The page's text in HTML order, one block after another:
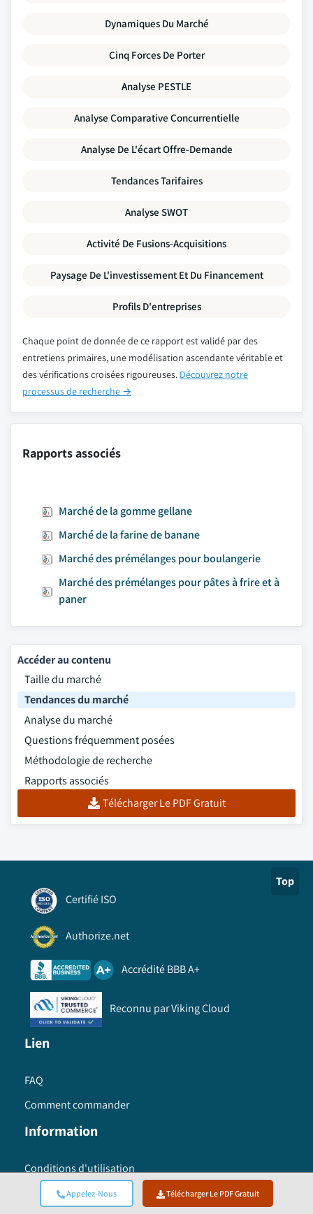
Appelez-Nous Télécharger Le PDF Gratuit
Dynamiques Du Marché
Cinq Forces De Porter
Analyse PESTLE
Analyse Comparative Concurrentielle
Analyse De L'écart Offre-Demande
Tendances Tarifaires
Analyse SWOT
Activité De Fusions-Acquisitions
Paysage De L'investissement Et Du Financement
Profils D'entreprises
Chaque point de donnée de ce rapport est validé par des
entretiens primaires, une modélisation ascendante véritable et
des vérifications croisées rigoureuses. Découvrez notre
processus de recherche →
Rapports associés
Marché de la gomme gellane
Marché de la farine de banane
Marché des prémélanges pour boulangerie
Marché des prémélanges pour pâtes à frire et à
paner
Accéder au contenu
Taille du marché
Tendances du marché
Analyse du marché
Questions fréquemment posées
Méthodologie de recherche
Rapports associés
Télécharger Le PDF Gratuit
Top
Certifié ISO
Authorize.net
Accrédité BBB A+
Reconnu par Viking Cloud
Lien
FAQ
Comment commander
Information
Conditions d'utilisation
politique de confidentialité